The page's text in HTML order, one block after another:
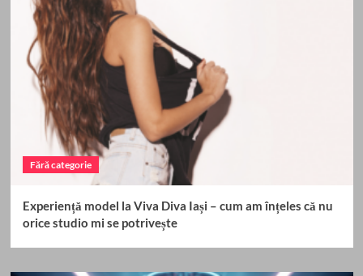
Fără categorie
Experiență model la Viva Diva Iași – cum am înțeles că nu
orice studio mi se potrivește